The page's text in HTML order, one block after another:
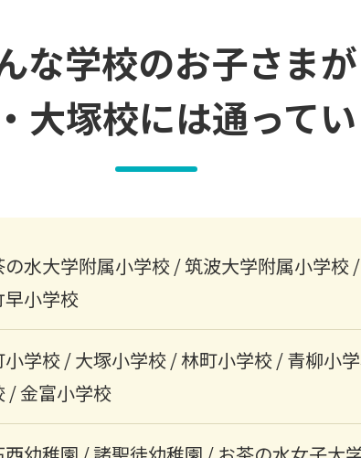
な学校のお子さまが
大塚校には通って
の水大学附属小学校 / 筑波大学附属小学校
早小学校
小学校 / 大塚小学校 / 林町小学校 / 青柳小
/ 金富小学校